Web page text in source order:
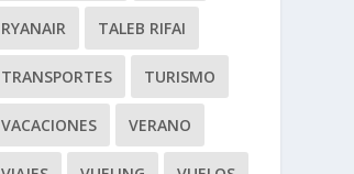
RYANAIR TALEB RIFAI
TRANSPORTES TURISMO
VACACIONES VERANO